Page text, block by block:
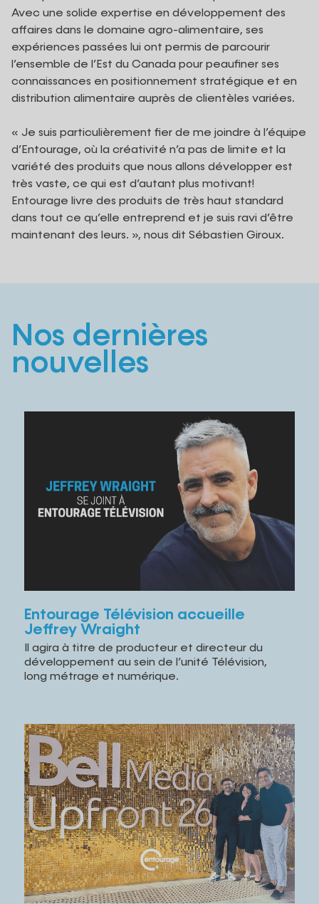
Avec une solide expertise en développement des
affaires dans le domaine agro-alimentaire, ses
expériences passées lui ont permis de parcourir
l’ensemble de l’Est du Canada pour peaufiner ses
connaissances en positionnement stratégique et en
distribution alimentaire auprès de clientèles variées.
« Je suis particulièrement fier de me joindre à l’équipe
d’Entourage, où la créativité n’a pas de limite et la
variété des produits que nous allons développer est
très vaste, ce qui est d’autant plus motivant!
Entourage livre des produits de très haut standard
dans tout ce qu’elle entreprend et je suis ravi d’être
maintenant des leurs. », nous dit Sébastien Giroux.
Nos dernières
nouvelles
Entourage Télévision accueille
Jeffrey Wraight
Il agira à titre de producteur et directeur du
développement au sein de l’unité Télévision,
long métrage et numérique.